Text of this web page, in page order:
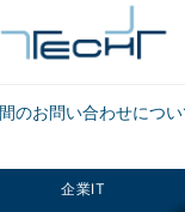
のお問い合わせについ
企業IT